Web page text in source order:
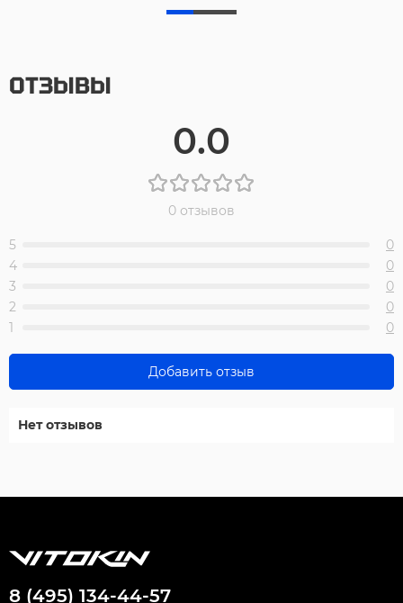
ОТЗЫВЫ
0.0
0 отзывов
5
0
4
0
3
0
2
0
1
0
Добавить отзыв
Нет отзывов
8 (495) 134-44-57